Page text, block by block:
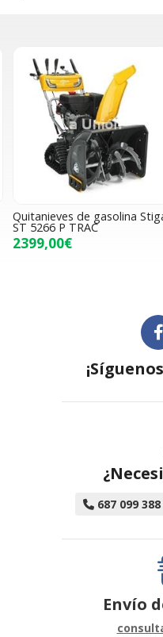
Quitanieves de gasolina
ST 5266 P TRAC
2399,00€
687 099 388
Envío